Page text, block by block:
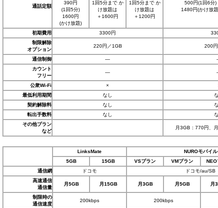
通話定額
390円
(1回5分)
1600円
(かけ放題)
1回5分まで か
け放題は
＋1600円
1回5分まで か
け放題は
＋1200円
500円(1回6分)
1480円(かけ放
初期費用 3300円
制限解除
オプション
220円／1GB 200
通信制御 ―
カウント
フリー
―
公衆Wi-Fi ×
最低利用期間
なし
契約解除料
なし
転出手数料
なし
その他プラン
など
月3GB：770円、
LinksMate
NUROモバイル
5GB
15GB VSプラン VMプラン
NEO
通信網
ドコモ
ドコモ/au/SB
高速通信
通信量
月5GB 月15GB 月3GB 月5GB 月
制限時の
通信速度
200kbps 200kbps